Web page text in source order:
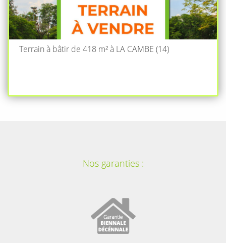
Terrain à bâtir de 418 m² à LA CAMBE (14)
Nos garanties :